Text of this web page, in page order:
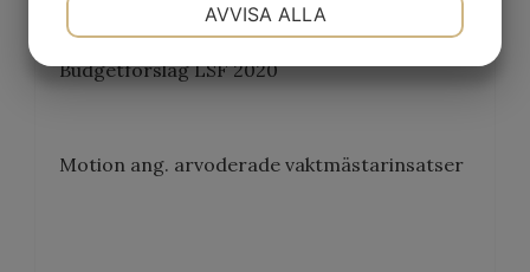
Årsredovisning LSF 2019
Budgetförslag LSF 2020
Motion ang. arvoderade vaktmästarinsatser
MARKNADSFÖRING
AVVISA ALLA